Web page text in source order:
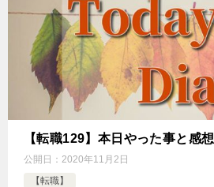
【転職129】本日やった事と感想
公開日： 2020年11月2日
【転職】